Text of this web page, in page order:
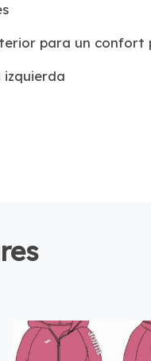
para un confort
izquierda